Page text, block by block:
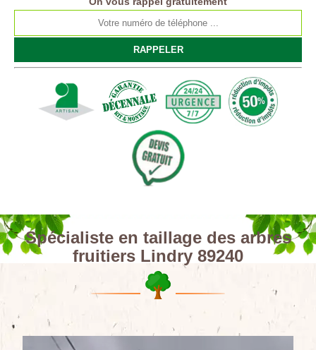
Spécialiste en taillage des arbres
fruitiers Lindry 89240